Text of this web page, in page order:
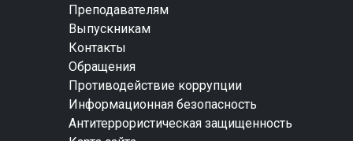
Преподавателям
Выпускникам
Контакты
Обращения
Противодействие коррупции
Информационная безопасность
Антитеррористическая защищенность